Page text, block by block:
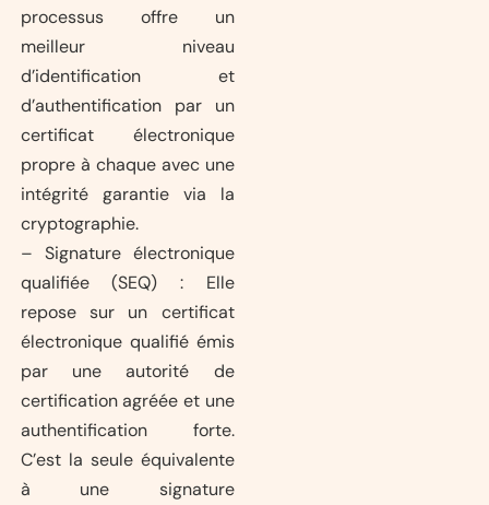
processus offre un
meilleur niveau
d’identification et
d’authentification par un
certificat électronique
propre à chaque avec une
intégrité garantie via la
cryptographie.
– Signature électronique
qualifiée (SEQ) : Elle
repose sur un certificat
électronique qualifié émis
par une autorité de
certification agréée et une
authentification forte.
C’est la seule équivalente
à une signature